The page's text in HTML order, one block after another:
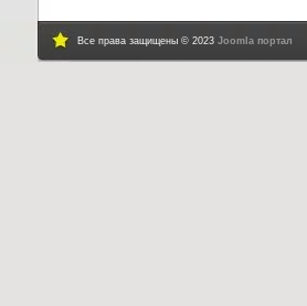
Все права защищены © 2023 Joomla портал